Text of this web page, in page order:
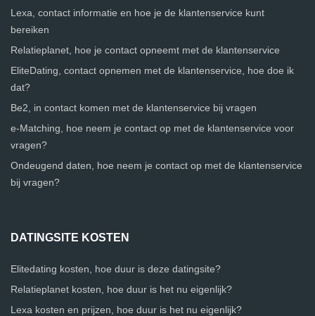
Lexa, contact informatie en hoe je de klantenservice kunt
bereiken
Relatieplanet, hoe je contact opneemt met de klantenservice
EliteDating, contact opnemen met de klantenservice, hoe doe ik
dat?
Be2, in contact komen met de klantenservice bij vragen
e-Matching, hoe neem je contact op met de klantenservice voor
vragen?
Ondeugend daten, hoe neem je contact op met de klantenservice
bij vragen?
DATINGSITE KOSTEN
Elitedating kosten, hoe duur is deze datingsite?
Relatieplanet kosten, hoe duur is het nu eigenlijk?
Lexa kosten en prijzen, hoe duur is het nu eigenlijk?